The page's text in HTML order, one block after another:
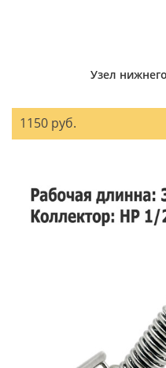
Узел
1150 руб.